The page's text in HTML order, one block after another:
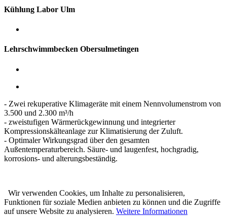
Kühlung Labor Ulm
Lehrschwimmbecken Obersulmetingen
- Zwei rekuperative Klimageräte mit einem Nennvolumenstrom von
3.500 und 2.300 m³/h
- zweistufigen Wärmerückgewinnung und integrierter
Kompressionskälteanlage zur Klimatisierung der Zuluft.
- Optimaler Wirkungsgrad über den gesamten
Außentemperaturbereich. Säure- und laugenfest, hochgradig,
korrosions- und alterungsbeständig.
Wir verwenden Cookies, um Inhalte zu personalisieren,
Funktionen für soziale Medien anbieten zu können und die Zugriffe
auf unsere Website zu analysieren. Weitere Informationen